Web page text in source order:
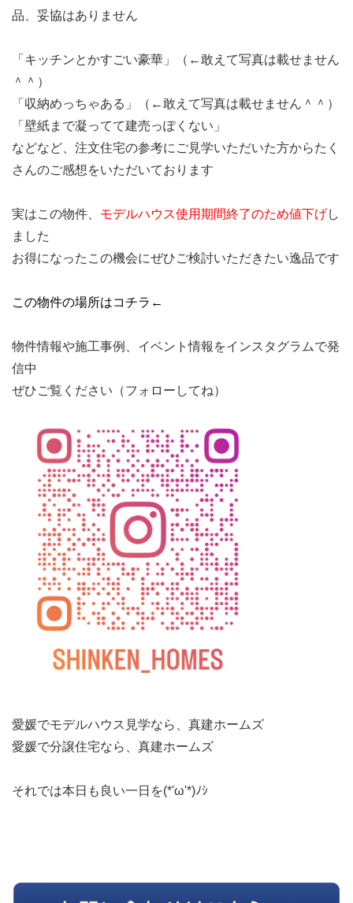
品、妥協はありません
「キッチンとかすごい豪華」（←敢えて写真は載せません
＾＾）
「収納めっちゃある」（←敢えて写真は載せません＾＾）
「壁紙まで凝ってて建売っぽくない」
などなど、注文住宅の参考にご見学いただいた方からたく
さんのご感想をいただいております
実はこの物件、 モデルハウス使用期間終了のため値下げし
ました
お得になったこの機会にぜひご検討いただきたい逸品です
この物件の場所はコチラ←
物件情報や施工事例、イベント情報をインスタグラムで発
信中
ぜひご覧ください（フォローしてね）
愛媛でモデルハウス見学なら、真建ホームズ
愛媛で分譲住宅なら、真建ホームズ
それでは本日も良い一日を(*'ω'*)ﾉｼ